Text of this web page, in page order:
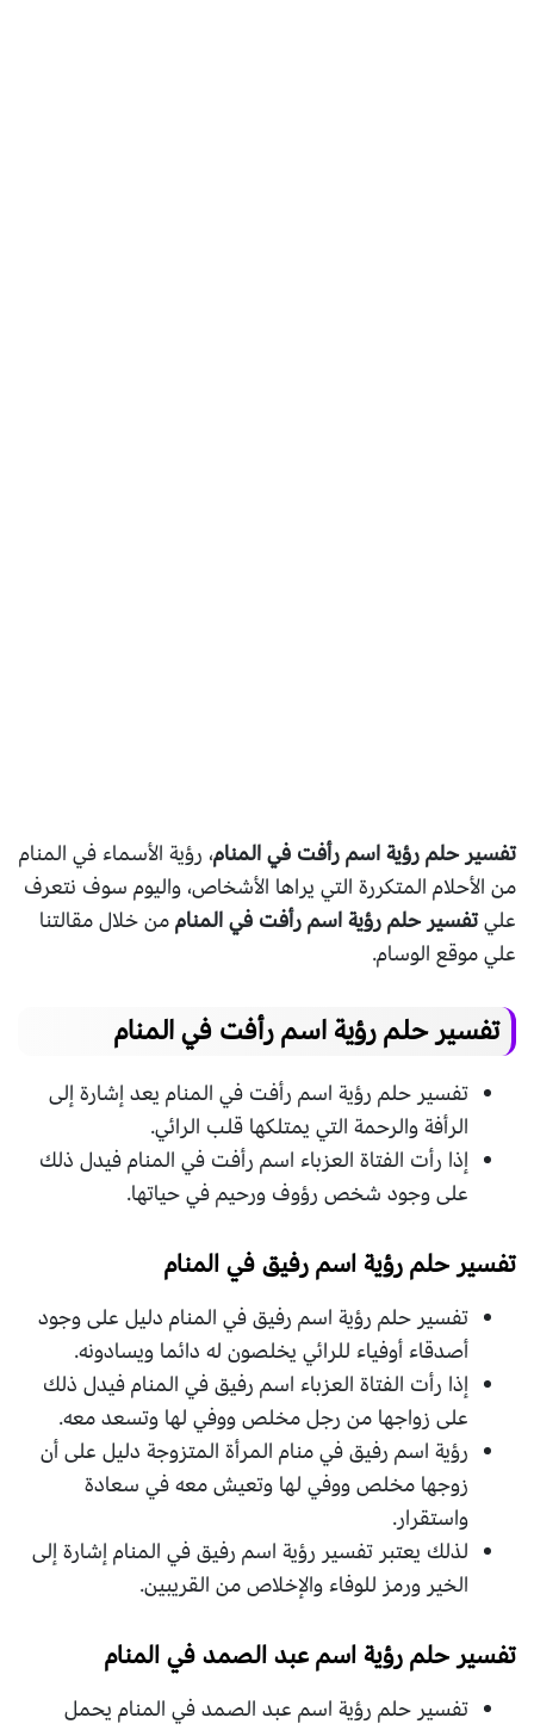
تفسير حلم رؤية اسم رأفت في المنام، رؤية الأسماء في المنام
من الأحلام المتكررة التي يراها الأشخاص، واليوم سوف نتعرف
عليتفسير حلم رؤية اسم رأفت في المناممن خلال مقالتنا
علي موقع الوسام.
تفسير حلم رؤية اسم رأفت في المنام
تفسير حلم رؤية اسم رأفت في المنام يعد إشارة إلى
الرأفة والرحمة التي يمتلكها قلب الرائي.
إذا رأت الفتاة العزباء اسم رأفت في المنام فيدل ذلك
على وجود شخص رؤوف ورحيم في حياتها.
تفسير حلم رؤية اسم رفيق في المنام
تفسير حلم رؤية اسم رفيق في المنام دليل على وجود
أصدقاء أوفياء للرائي يخلصون له دائما ويسادونه.
إذا رأت الفتاة العزباء اسم رفيق في المنام فيدل ذلك
على زواجها من رجل مخلص ووفي لها وتسعد معه.
رؤية اسم رفيق في منام المرأة المتزوجة دليل على أن
زوجها مخلص ووفي لها وتعيش معه في سعادة
واستقرار.
لذلك يعتبر تفسير رؤية اسم رفيق في المنام إشارة إلى
الخير ورمز للوفاء والإخلاص من القريبين.
تفسير حلم رؤية اسم عبد الصمد في المنام
تفسير حلم رؤية اسم عبد الصمد في المنام يحمل